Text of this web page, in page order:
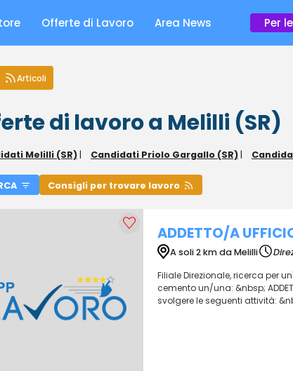
Offerte di Lavoro Area News Per
Articoli
di lavoro a Melilli (SR)
Melilli (SR) | Candidati Priolo Gargallo (SR) |
Consigli per trovare lavoro
ADDETTO/A
A soli 2 km da Melilli
Filiale Direzionale, ricerca per
cemento un/una: &nbsp;
svolgere le seguenti attività: